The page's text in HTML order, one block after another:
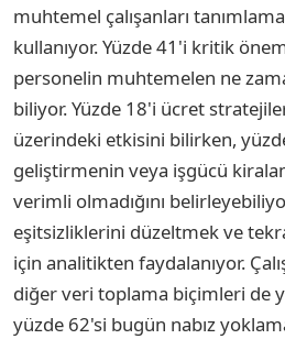
muhtemel çalışanları
kullanıyor. Yüzde 41'i kritik
personelin muhtemelen ne
biliyor. Yüzde 18'i ücret
üzerindeki etkisini bilirken,
geliştirmenin veya işgücü
verimli olmadığını
eşitsizliklerini düzeltmek ve
için analitikten faydalanıyor.
diğer veri toplama biçimleri de
yüzde 62'si bugün nabız